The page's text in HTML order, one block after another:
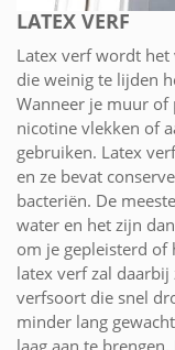
LATEX VERF
Latex verf wordt
die weinig te lijden
Wanneer je muur of
nicotine vlekken of
gebruiken. Latex
en ze bevat
bacteriën. De
water en het zijn
om je gepleisterd of
latex verf zal daarbij
verfsoort die snel
minder lang
laag aan te